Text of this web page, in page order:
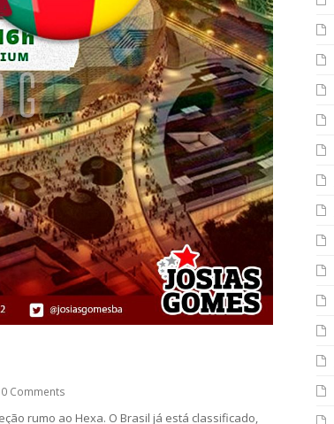
0 Comments
rumo ao Hexa. O Brasil já está classificado,